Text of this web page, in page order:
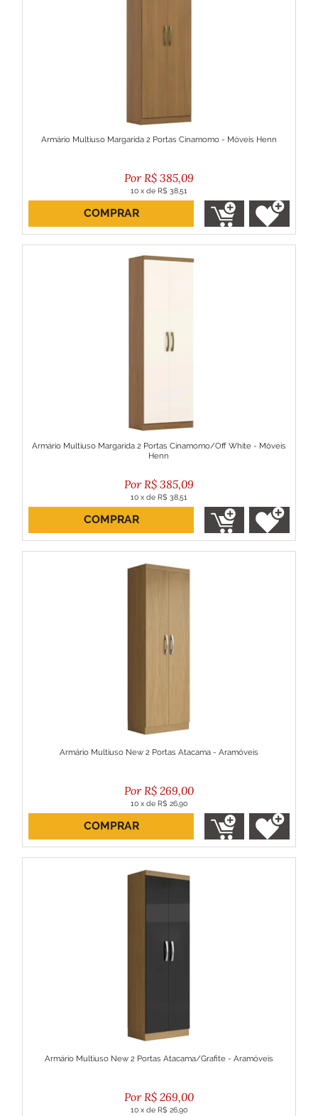
Armário Multiuso Margarida 2 Portas Cinamomo - Móveis Henn
R$ 385,09
10 x de R$ 38,51
ou R$ 346,58 no boleto
COMPRAR
Armário Multiuso Margarida 2 Portas Cinamomo/Off White - Móveis
Henn
R$ 385,09
10 x de R$ 38,51
ou R$ 346,58 no boleto
COMPRAR
Armário Multiuso New 2 Portas Atacama - Aramóveis
R$ 269,00
10 x de R$ 26,90
ou R$ 242,10 no boleto
COMPRAR
Armário Multiuso New 2 Portas Atacama/Grafite - Aramóveis
R$ 269,00
10 x de R$ 26,90